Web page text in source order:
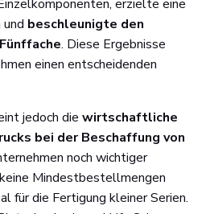
erzielte eine
beschleunigte den
. Diese Ergebnisse
einen entscheidenden
jedoch die wirtschaftliche
bei der Beschaffung von
noch wichtiger
Mindestbestellmengen
für die Fertigung kleiner Serien.